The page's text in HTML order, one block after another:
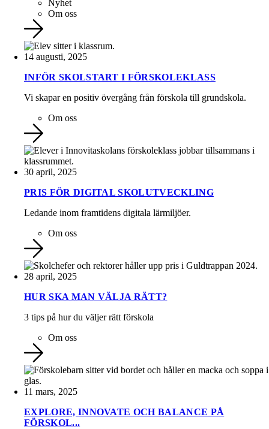
Nyhet
Om oss
14 augusti, 2025
INFÖR SKOLSTART I FÖRSKOLEKLASS
Vi skapar en positiv övergång från förskola till grundskola.
Om oss
30 april, 2025
PRIS FÖR DIGITAL SKOLUTVECKLING
Ledande inom framtidens digitala lärmiljöer.
Om oss
28 april, 2025
HUR SKA MAN VÄLJA RÄTT?
3 tips på hur du väljer rätt förskola
Om oss
11 mars, 2025
EXPLORE, INNOVATE OCH BALANCE PÅ
FÖRSKOL...